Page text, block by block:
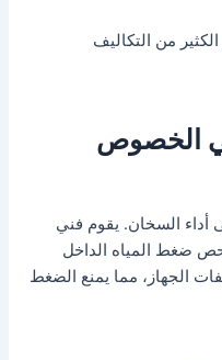
من التكاليف
الخصوص
أداء السخان. يقوم فني
ضغط المياه الداخل
الجهاز، مما يمنع الضغط